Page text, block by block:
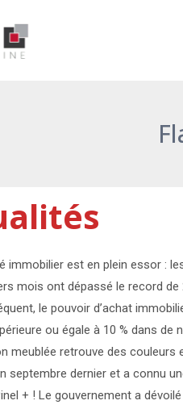
immobilier est en plein essor :
mois ont dépassé le record
le pouvoir d’achat
ou égale à 10 % dans de
meublée retrouve des couleurs
septembre dernier et a connu
+ ! Le gouvernement a